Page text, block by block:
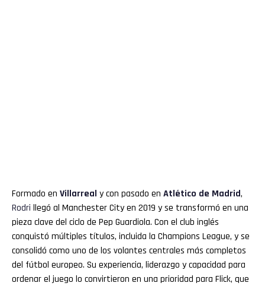
Formado en Villarreal y con pasado en Atlético de Madrid,
Rodri llegó al Manchester City en 2019 y se transformó en una
pieza clave del ciclo de Pep Guardiola. Con el club inglés
conquistó múltiples títulos, incluida la Champions League, y se
consolidó como uno de los volantes centrales más completos
del fútbol europeo. Su experiencia, liderazgo y capacidad para
ordenar el juego lo convirtieron en una prioridad para Flick, que